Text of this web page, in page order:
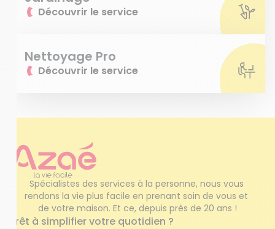
Découvrir le service
Nettoyage Pro
Découvrir le service
Spécialistes des services à la personne, nous vous
rendons la vie plus facile en prenant soin de vous et
de votre maison. Et ce, depuis près de 20 ans !
Prêt à simplifier votre quotidien ?